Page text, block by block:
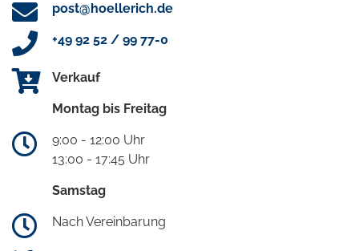
post@hoellerich.de
+49 92 52 / 99 77-0
Verkauf
Montag bis Freitag
9:00 - 12:00 Uhr
13:00 - 17:45 Uhr
Samstag
Nach Vereinbarung